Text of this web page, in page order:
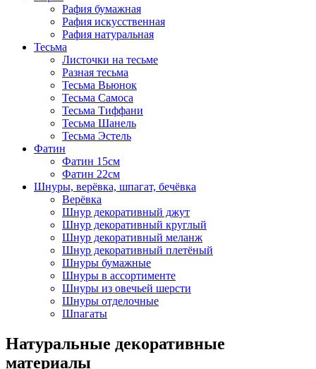
Рафия бумажная
Рафия искусственная
Рафия натуральная
Тесьма
Листочки на тесьме
Разная тесьма
Тесьма Вьюнок
Тесьма Самоса
Тесьма Тиффани
Тесьма Шанель
Тесьма Эстель
Фатин
Фатин 15см
Фатин 22см
Шнуры, верёвка, шпагат, бечёвка
Верёвка
Шнур декоративный джут
Шнур декоративный круглый
Шнур декоративный меланж
Шнур декоративный плетёный
Шнуры бумажные
Шнуры в ассортименте
Шнуры из овечьей шерсти
Шнуры отделочные
Шпагаты
Натуральные декоративные
материалы